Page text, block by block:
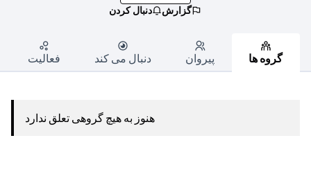
دنبال کردن
گزارش
فعالیت دنبال می کند پیروان گروه ها
هنوز به هیچ گروهی تعلق ندارد